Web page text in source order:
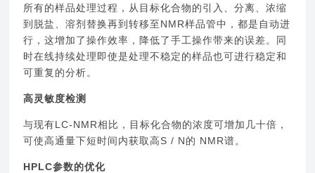
所有的样品处理过程，从目标化合物的引入、分离、浓缩
到脱盐、溶剂替换再到转移至NMR样品管中，都是自动进
行，这增加了操作效率，降低了手工操作带来的误差。同
时在线持续处理即使是处理不稳定的样品也可进行稳定和
可重复的分析。
高灵敏度检测
与现有LC-NMR相比，目标化合物的浓度可增加几十倍，
可使高通量下短时间内获取高S / N的 NMR谱。
HPLC参数的优化